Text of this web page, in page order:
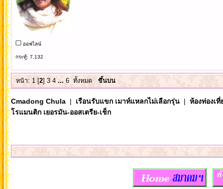
ออฟไลน์
กระทู้: 7,132
หน้า:1[2] 3 4 ... 6 ทั้งหมด ขึ้นบน
Cmadong Chula| เรือนรับแขก เมาท์แหลกไม่เลือกรุ่น| ห้องท่องเ
โรแมนติก เยอรมัน-ออสเตรีย-เช็ก